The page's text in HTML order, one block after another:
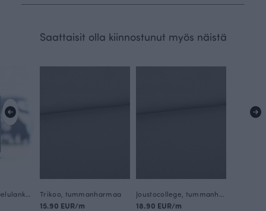
Saattaisit olla kiinnostunut myös näistä
Trikoo, tummanharmaa
15.90 EUR/m 18.90 EUR/m